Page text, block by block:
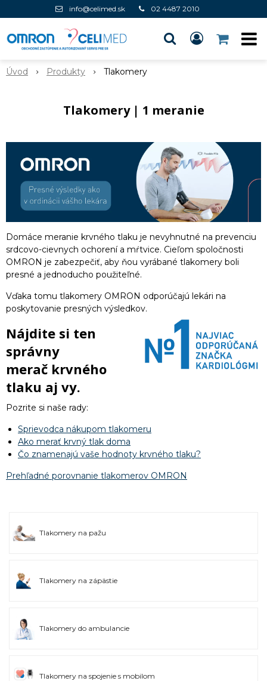
info@celimed.sk 02 4487 2010
Úvod Produkty Tlakomery
Tlakomery | 1 meranie
Domáce meranie krvného tlaku je nevyhnutné na prevenciu
srdcovo-cievnych ochorení a mŕtvice. Cieľom spoločnosti
OMRON je zabezpečiť, aby ňou vyrábané tlakomery boli
presné a jednoducho použiteľné.
Vďaka tomu tlakomery OMRON odporúčajú lekári na
poskytovanie presných výsledkov.
Nájdite si ten
správny
merač krvného
tlaku aj vy.
Pozrite si naše rady:
Sprievodca nákupom tlakomeru
Ako merať krvný tlak doma
Čo znamenajú vaše hodnoty krvného tlaku?
Prehľadné porovnanie tlakomerov OMRON
Tlakomery na pažu
Tlakomery na zápästie
Tlakomery do ambulancie
Tlakomery na spojenie s mobilom